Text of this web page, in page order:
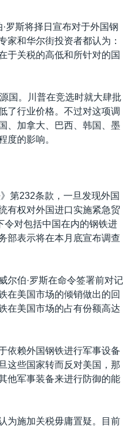
罗斯将择日宣布对于外国钢
家和华尔街投资者都认为：
于关税的高低和所针对的国
国。川普在竞选时就大肆批
了行业价格。不过对这项调
、加拿大、巴西、韩国、墨
度的影响。
第232条款，一旦发现外国
有权对外国进口实施紧急贸
令对包括中国在内的钢铁进
部表示将在本月底宣布调查
尔伯·罗斯在命令签署前对记
在美国市场的倾销做出的回
在美国市场的占有份额高达
依赖外国钢铁进行军事设备
这些国家转而反对美国，那
他军事装备来进行防御的能
为施加关税毋庸置疑。目前